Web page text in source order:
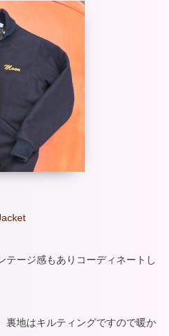
テージ感もありコーディネートし
裏地はキルティングですので暖か